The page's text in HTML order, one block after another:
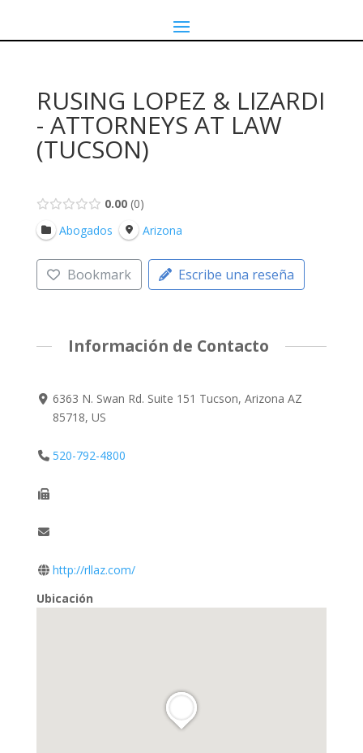
RUSING LOPEZ & LIZARDI
- ATTORNEYS AT LAW
(TUCSON)
0.00 0
Abogados
Arizona
Bookmark Escribe una reseña
Información de Contacto
6363 N. Swan Rd. Suite 151 Tucson, Arizona AZ
85718, US
520-792-4800
http://rllaz.com/
Ubicación